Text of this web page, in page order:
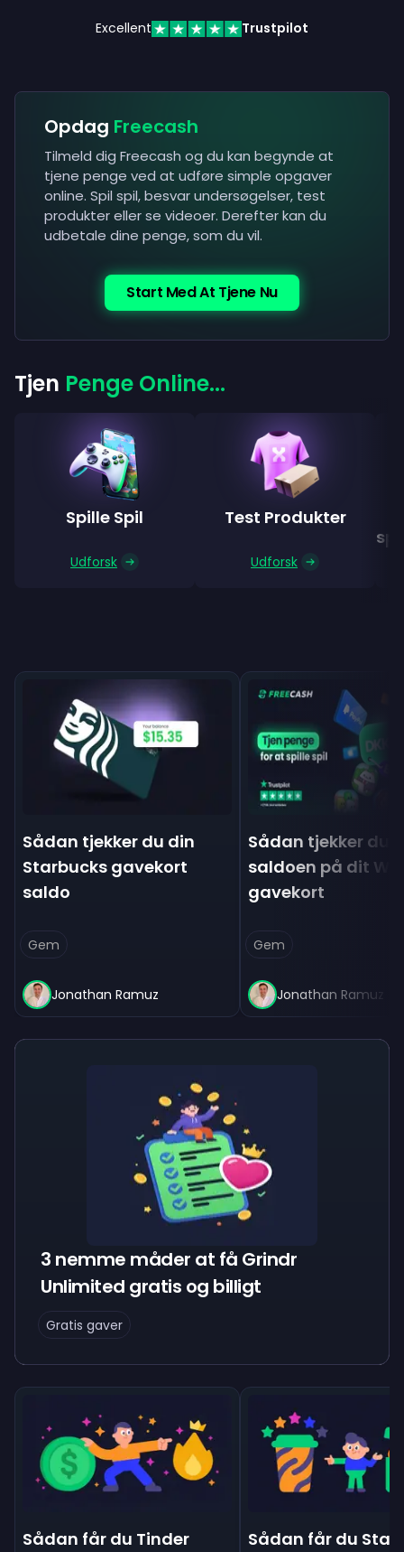
Excellent Trustpilot
Opdag Freecash
Tilmeld dig Freecash og du kan begynde at
tjene penge ved at udføre simple opgaver
online. Spil spil, besvar undersøgelser, test
produkter eller se videoer. Derefter kan du
udbetale dine penge, som du vil.
Start Med At Tjene Nu
Tjen Penge Online...
Spille Spil
Udforsk
Test Produkter
Udforsk
Sådan tjekker du din
Starbucks gavekort
saldo
Gem
Jonathan Ramuz
Sådan tjekker du
saldoen på dit
gavekort
Gem
Jonathan Ramuz
3 nemme måder at få Grindr
Unlimited gratis og billigt
Gratis gaver
Sådan får du Tinder Sådan får du